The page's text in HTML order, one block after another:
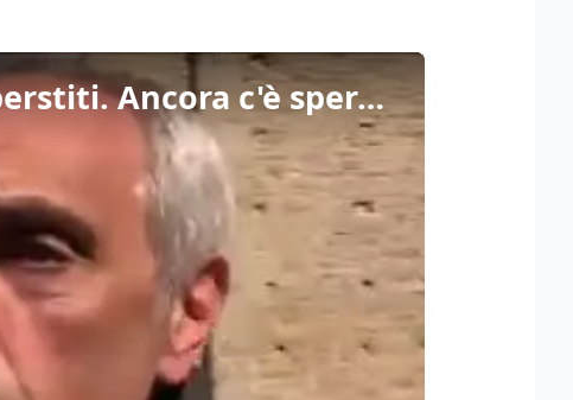
Terremoto, Vigili del Fuoco: "Al lavoro per trovare superstiti. Ancora c'è speranza"